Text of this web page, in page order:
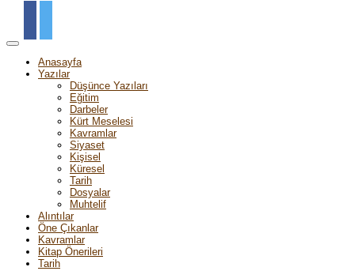
Anasayfa
Yazılar
Düşünce Yazıları
Eğitim
Darbeler
Kürt Meselesi
Kavramlar
Siyaset
Kişisel
Küresel
Tarih
Dosyalar
Muhtelif
Alıntılar
Öne Çıkanlar
Kavramlar
Kitap Önerileri
Tarih